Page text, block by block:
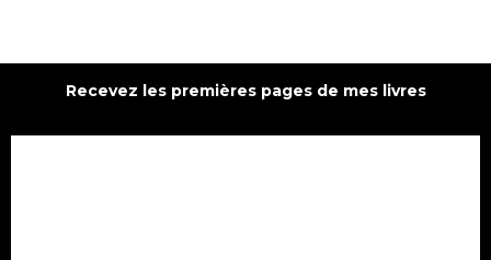
Recevez les premières pages de mes livres